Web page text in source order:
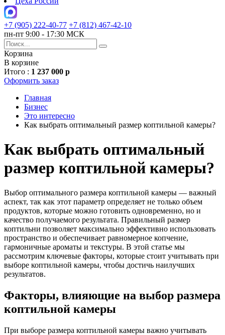
+7 (905) 222-40-77 +7 (812) 467-42-10
пн-пт 9:00 - 17:30 МСК
Корзина
В корзине
Итого : 1 237 000 р
Оформить заказ
Главная
Бизнес
Это интересно
Как выбрать оптимальный размер коптильной камеры?
Как выбрать оптимальный
размер коптильной камеры?
Выбор оптимального размера коптильной камеры — важный
аспект, так как этот параметр определяет не только объем
продуктов, которые можно готовить одновременно, но и
качество получаемого результата. Правильный размер
коптильни позволяет максимально эффективно использовать
пространство и обеспечивает равномерное копчение,
гармоничные ароматы и текстуры. В этой статье мы
рассмотрим ключевые факторы, которые стоит учитывать при
выборе коптильной камеры, чтобы достичь наилучших
результатов.
Факторы, влияющие на выбор размера
коптильной камеры
При выборе размера коптильной камеры важно учитывать